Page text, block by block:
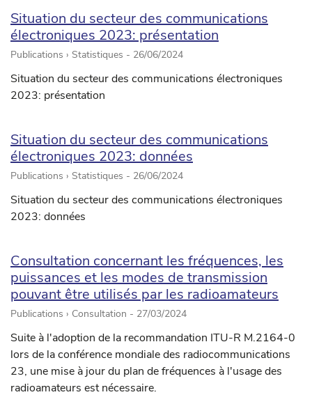
Situation du secteur des communications
électroniques 2023: présentation
Publications › Statistiques - 26/06/2024
Situation du secteur des communications électroniques
2023: présentation
Situation du secteur des communications
électroniques 2023: données
Publications › Statistiques - 26/06/2024
Situation du secteur des communications électroniques
2023: données
Consultation concernant les fréquences, les
puissances et les modes de transmission
pouvant être utilisés par les radioamateurs
Publications › Consultation - 27/03/2024
Suite à l'adoption de la recommandation ITU-R M.2164-0
lors de la conférence mondiale des radiocommunications
23, une mise à jour du plan de fréquences à l'usage des
radioamateurs est nécessaire.